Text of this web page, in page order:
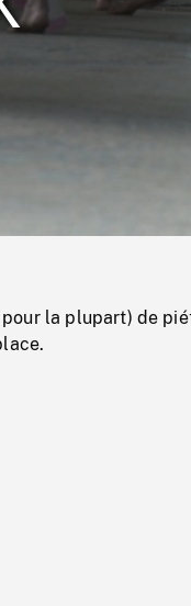
la plupart) de